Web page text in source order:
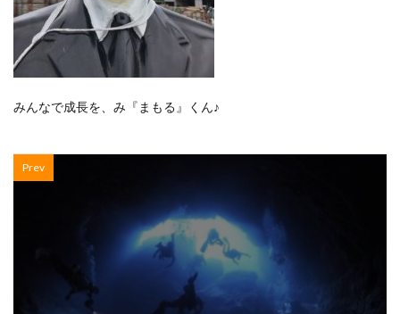
みんなで成長を、み『まもる』くん♪
Prev